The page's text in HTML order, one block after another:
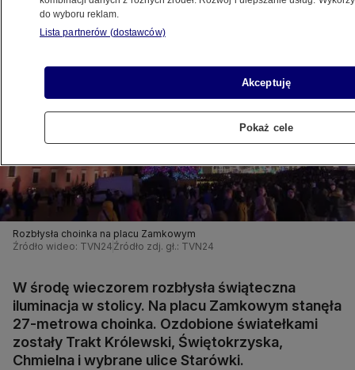
Rozbłysła choinka na placu Zamkowym
Źródło wideo: TVN24 Źródło zdj. gł.: TVN24
W środę wieczorem rozbłysła świąteczna
iluminacja w stolicy. Na placu Zamkowym stanęła
27-metrowa choinka. Ozdobione światełkami
zostały Trakt Królewski, Świętokrzyska,
Chmielna i wybrane ulice Starówki.
do wyboru reklam.
Lista partnerów (dostawców)
Akceptuję
Pokaż cele